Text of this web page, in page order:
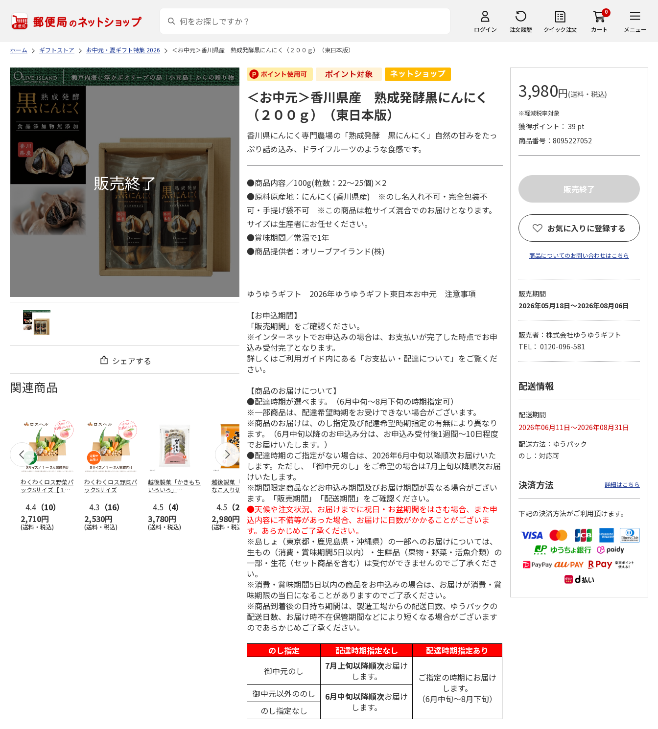
ログイン 注文履歴 クイック注文
0
カート メニュー
ホーム ギフトストア お中元・夏ギフト特集 2026 ＜お中元＞香川県産 熟成発酵黒にんにく（２００ｇ）（東日本版）
シェアする
関連商品
わくわくロス野菜パ
ックSサイズ【１
4.4 （10）
2,710円
(送料・税込)
わくわくロス野菜パ
ックSサイズ
4.3 （16）
2,530円
(送料・税込)
越後製菓「かきもち
いろいろ」
4.5 （4）
3,780円
(送料・税込)
越後製菓「生一番き
なこ入り切り餅」
4.5 （2）
2,980円
(送料・税込)
さやまるプロジェク
トの朝採り完熟トマ
ト
4.8（5）
3,780円
(送料・税込)
ち きねつき」
450g×10袋
5.0（1）
4,680円
(送料・税込)
ピュアホワイト
4,420円
わくわくロス野菜パ
ックMサイズ【１
3.3（3）
3,865円
ＪＡあきた湖東のえ
だまめ
2,700円
越後製菓「クッキン
グもち」120g×45
袋
4,380円
(送料・税込)
＜お中元＞香川県産 熟成発酵黒にんにく
（２００ｇ）（東日本版）
香川県にんにく専門農場の「熟成発酵 黒にんにく」自然の甘みをたっ
ぷり詰め込み、ドライフルーツのような食感です。
●商品内容／100g(粒数：22～25個)×2
●原料原産地：にんにく(香川県産) ※のし名入れ不可・完全包装不
可・手提げ袋不可 ※この商品は粒サイズ混合でのお届けとなります。
サイズは生産者にお任せください。
●賞味期間／常温で1年
●商品提供者：オリーブアイランド(株)
ゆうゆうギフト 2026年ゆうゆうギフト東日本お中元 注意事項
【お申込期間】
「販売期間」をご確認ください。
※インターネットでお申込みの場合は、お支払いが完了した時点でお申
込み受付完了となります。
詳しくはご利用ガイド内にある「お支払い・配達について」をご覧くだ
さい。
【商品のお届けについて】
●配達時期が選べます。（6月中旬～8月下旬の時期指定可）
※一部商品は、配達希望時期をお受けできない場合がございます。
※商品のお届けは、のし指定及び配達希望時期指定の有無により異なり
ます。（6月中旬以降のお申込み分は、お申込み受付後1週間～10日程度
でお届けいたします。）
●配達時期のご指定がない場合は、2026年6月中旬以降順次お届けいた
します。ただし、「御中元のし」をご希望の場合は7月上旬以降順次お届
けいたします。
※期間限定商品などお申込み期間及びお届け期間が異なる場合がござい
ます。「販売期間」「配送期間」をご確認ください。
●天候や注文状況、お届けまでに祝日・お盆期間をはさむ場合、また申
込内容に不備等があった場合、お届けに日数がかかることがございま
す。あらかじめご了承ください。
※島しょ（東京都・鹿児島県・沖縄県）の一部へのお届けについては、
生もの（消費・賞味期間5日以内）・生鮮品（果物・野菜・活魚介類）の
一部・生花（セット商品を含む）は受付ができませんのでご了承くださ
い。
※消費・賞味期間5日以内の商品をお申込みの場合は、お届けが消費・賞
味期限の当日になることがありますのでご了承ください。
※商品到着後の日持ち期間は、製造工場からの配送日数、ゆうパックの
配送日数、お届け時不在保管期間などにより短くなる場合がございます
のであらかじめご了承ください。
のし指定
配達時期指定なし
配達時期指定あり
御中元のし
7月上旬以降順次お届け
します。
ご指定の時期にお届け
します。
（6月中旬～8月下旬）
御中元以外ののし 6月中旬以降順次お届け
します。
のし指定なし
3,980円(送料・税込)
※軽減税率対象
獲得ポイント： 39 pt
商品番号
8095227052
お気に入りに登録する
商品についてのお問い合わせはこちら
販売期間
2026年05月18日～2026年08月06日
販売者：株式会社ゆうゆうギフト
TEL： 0120-096-581
配送情報
配送期間
2026年06月11日～2026年08月31日
配送方法
ゆうパック
のし
対応可
決済方法 詳細はこちら
下記の決済方法がご利用頂けます。